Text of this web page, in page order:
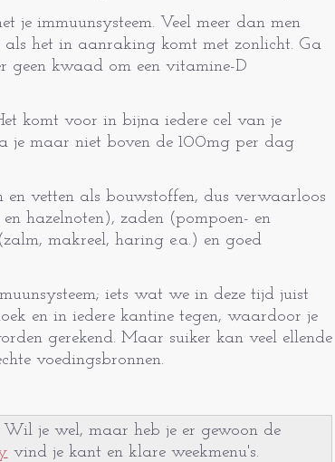
je immuunsysteem. Veel meer dan men
het in aanraking komt met zonlicht. Ga
geen kwaad om een vitamine-D
komt voor in bijna iedere cel van je
je maar niet boven de 100mg per dag
vetten als bouwstoffen, dus verwaarloos
hazelnoten), zaden (pompoen- en
makreel, haring e.a.) en goed
iets wat we in deze tijd juist
en in iedere kantine tegen, waardoor je
gerekend. Maar suiker kan veel ellende
voedingsbronnen.
Wil je wel, maar heb je er gewoon de
vind je kant en klare weekmenu's.